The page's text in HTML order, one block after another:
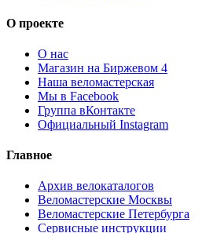
О проекте
О нас
Магазин на Биржевом 4
Наша веломастерская
Мы в Facebook
Группа вКонтакте
Официальный Instagram
Главное
Архив велокаталогов
Веломастерские Москвы
Веломастерские Петербурга
Сервисные инструкции